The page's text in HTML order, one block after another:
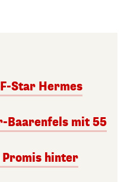
Star Hermes
Baarenfels mit 55
hinter